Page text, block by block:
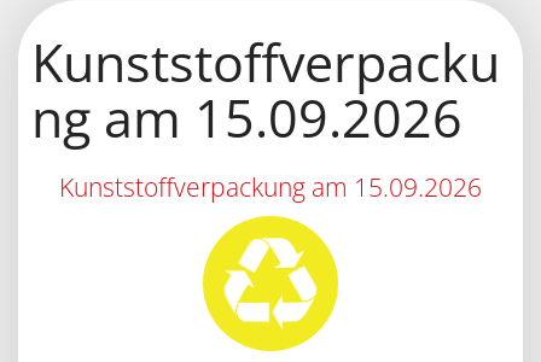
Kunststoffverpacku
ng am 15.09.2026
Kunststoffverpackung am 15.09.2026